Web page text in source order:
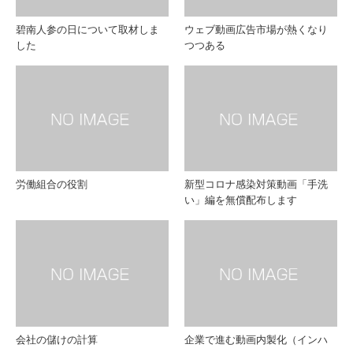
碧南人参の日について取材しま
した
ウェブ動画広告市場が熱くなり
つつある
労働組合の役割
新型コロナ感染対策動画「手洗
い」編を無償配布します
会社の儲けの計算
企業で進む動画内製化（インハ